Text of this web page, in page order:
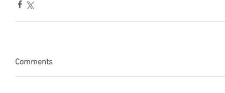
Comments